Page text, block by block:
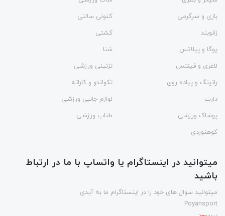
بازی و سرگرمی
کتونی سالنی
زانوبند
کشتی
یوگا و پیلاتس
شنا
لاغری و فیتنس
تزئینی ورزشی
رانینگ و پیاده روی
تکواندو و کاراته
دارت
لوازم جانبی ورزشی
پوشاک ورزشی
طناب ورزشی
کوهنوردی
میتوانید در اینستاگرام یا واتساپ با ما در ارتباط
باشید
میتوانید سوال های خود را در اینستاگرام ما به آیدی
Poyansport